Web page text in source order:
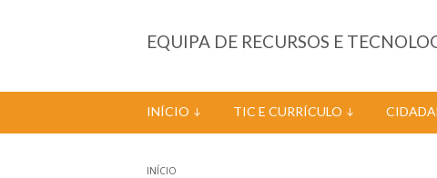
EQUIPA DE RECURSOS E
INÍCIO TIC E CURRÍCULO
INÍCIO